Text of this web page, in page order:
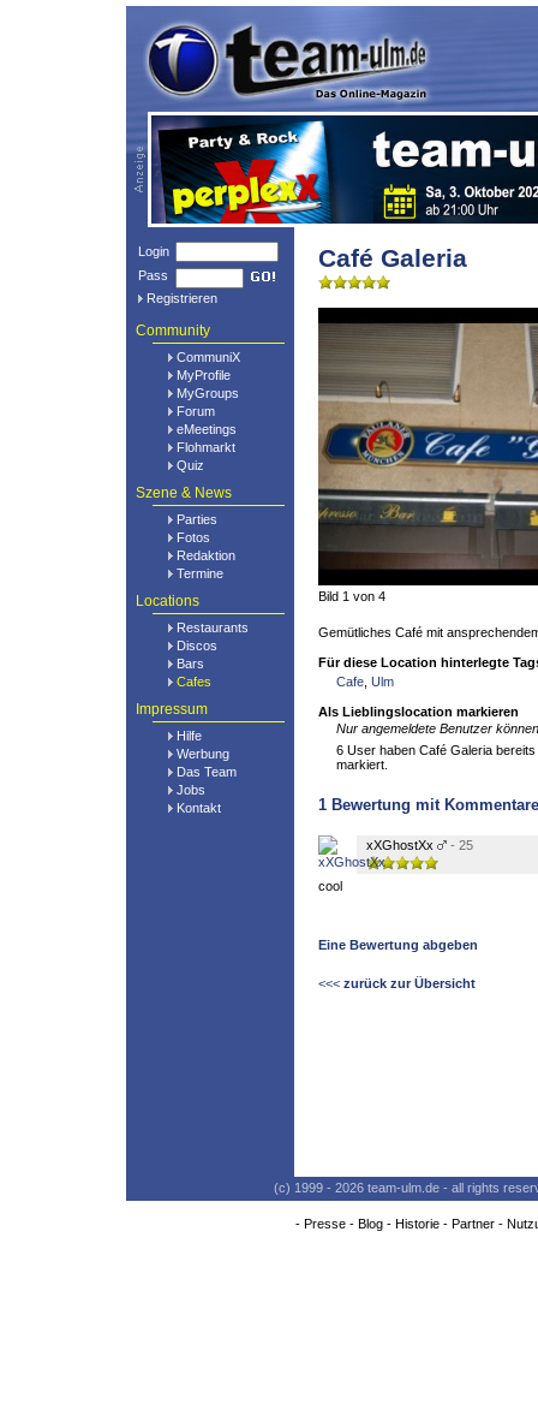
Login
Pass
Registrieren
Community
CommuniX
MyProfile
MyGroups
Forum
eMeetings
Flohmarkt
Quiz
Szene & News
Parties
Fotos
Redaktion
Termine
Locations
Restaurants
Discos
Bars
Cafes
Impressum
Hilfe
Werbung
Das Team
Jobs
Kontakt
Café Galeria
Bild 1 von 4
Gemütliches Café mit
Für diese Location hinterlegte
Cafe Ulm
Als Lieblingslocation markieren
Nur angemeldete Benutzer
6 User haben Café Galeria
markiert.
1 Bewertung mit
xXGhostXx - 25
cool
Eine Bewertung abgeben
<<< zurück zur Übersicht
(c) 1999 - 2026 team-ulm.de - all rights
- Presse- Blog- Historie- Partner-